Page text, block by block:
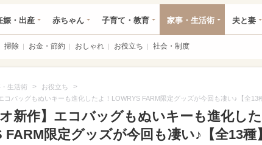
娠・出産 赤ちゃん 子育て・教育 家事・生活術 夫と妻
掃除 お金・節約 おしゃれ お役立ち 社会・制度
生活術 > お役立ち >
コバッグもぬいキーも進化したよ！LOWRYS FARM限定グッズが今回も凄い♪【全13
オ新作】エコバッグもぬいキーも進化した
FARM限定グッズが今回も凄い♪【全13種